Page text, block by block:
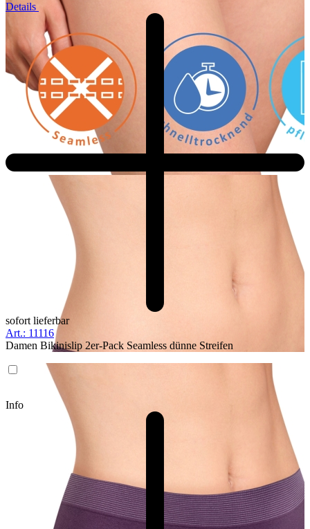
Details
sofort lieferbar
Art.: 11116
Damen Bikinislip 2er-Pack Seamless dünne Streifen
Info